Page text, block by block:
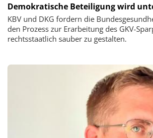
Demokratische Beteiligung wird
KBV und DKG fordern die
den Prozess zur Erarbeitung des GKV-
rechtsstaatlich sauber zu gestalten.